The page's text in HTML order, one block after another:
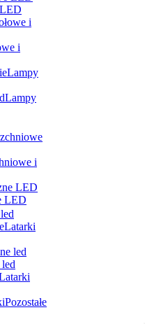
i
Lampy
Lampy
i
LED
Latarki
Pozostałe